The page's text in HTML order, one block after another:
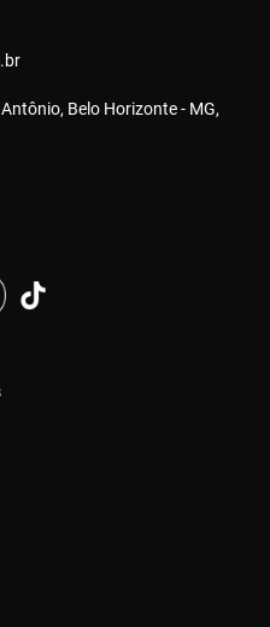
Belo Horizonte - MG,